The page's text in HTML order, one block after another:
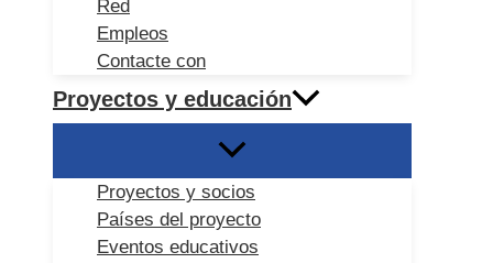
Red
Empleos
Contacte con
Proyectos y educación
Proyectos y socios
Países del proyecto
Eventos educativos